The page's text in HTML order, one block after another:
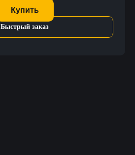
Купить
Быстрый заказ